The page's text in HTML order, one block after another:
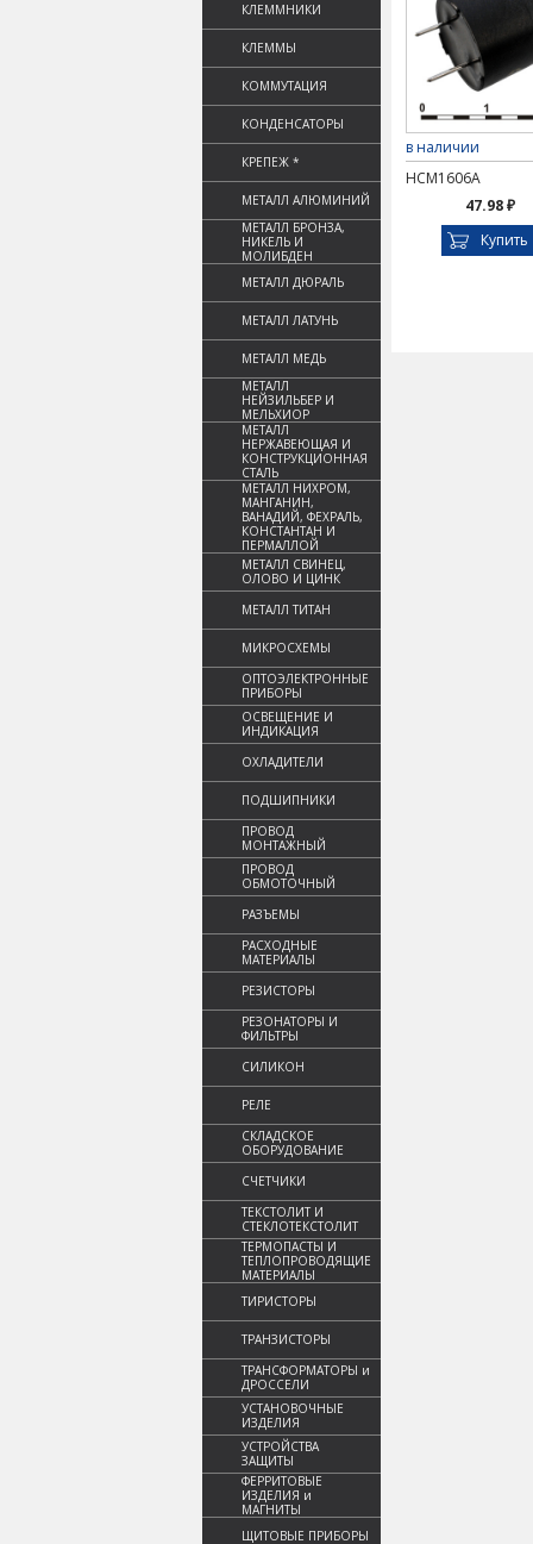
КЛЕММНИКИ
КЛЕММЫ
КОММУТАЦИЯ
КОНДЕНСАТОРЫ
КРЕПЕЖ *
МЕТАЛЛ АЛЮМИНИЙ
МЕТАЛЛ БРОНЗА,
НИКЕЛЬ И
МОЛИБДЕН
МЕТАЛЛ ДЮРАЛЬ
МЕТАЛЛ ЛАТУНЬ
МЕТАЛЛ МЕДЬ
МЕТАЛЛ
НЕЙЗИЛЬБЕР И
МЕЛЬХИОР
МЕТАЛЛ
НЕРЖАВЕЮЩАЯ И
КОНСТРУКЦИОННАЯ
СТАЛЬ
МЕТАЛЛ НИХРОМ,
МАНГАНИН,
ВАНАДИЙ, ФЕХРАЛЬ,
КОНСТАНТАН И
ПЕРМАЛЛОЙ
МЕТАЛЛ СВИНЕЦ,
ОЛОВО И ЦИНК
МЕТАЛЛ ТИТАН
МИКРОСХЕМЫ
ОПТОЭЛЕКТРОННЫЕ
ПРИБОРЫ
ОСВЕЩЕНИЕ И
ИНДИКАЦИЯ
ОХЛАДИТЕЛИ
ПОДШИПНИКИ
ПРОВОД
МОНТАЖНЫЙ
ПРОВОД
ОБМОТОЧНЫЙ
РАЗЪЕМЫ
РАСХОДНЫЕ
МАТЕРИАЛЫ
РЕЗИСТОРЫ
РЕЗОНАТОРЫ И
ФИЛЬТРЫ
СИЛИКОН
РЕЛЕ
СКЛАДСКОЕ
ОБОРУДОВАНИЕ
СЧЕТЧИКИ
ТЕКСТОЛИТ И
СТЕКЛОТЕКСТОЛИТ
ТЕРМОПАСТЫ И
ТЕПЛОПРОВОДЯЩИЕ
МАТЕРИАЛЫ
ТИРИСТОРЫ
ТРАНЗИСТОРЫ
ТРАНСФОРМАТОРЫ и
ДРОССЕЛИ
УСТАНОВОЧНЫЕ
ИЗДЕЛИЯ
УСТРОЙСТВА
ЗАЩИТЫ
ФЕРРИТОВЫЕ
ИЗДЕЛИЯ и
МАГНИТЫ
ЩИТОВЫЕ ПРИБОРЫ
в наличии
HCM1606A
47.98 ₽
Купить